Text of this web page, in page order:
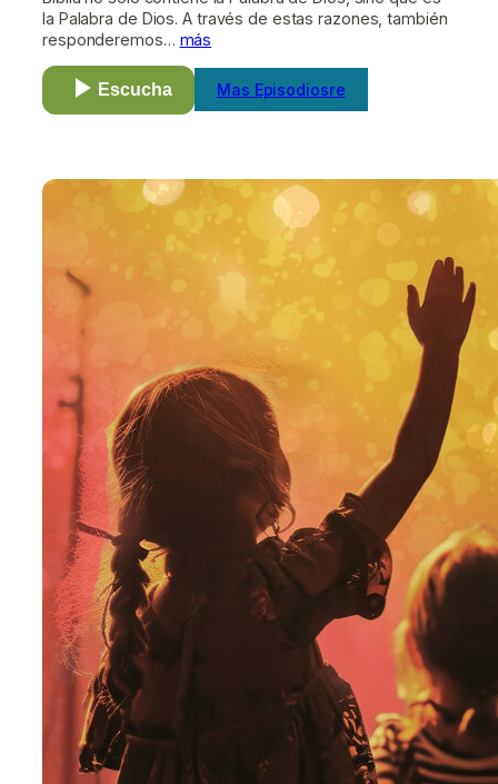
la Palabra de Dios. A través de estas razones, también
responderemos… más
Escucha Mas Episodiosre